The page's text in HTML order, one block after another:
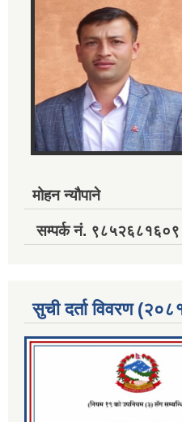
मोहन न्यौपाने
सम्पर्क नं. ९८५२६८१६०९
सुची दर्ता विवरण